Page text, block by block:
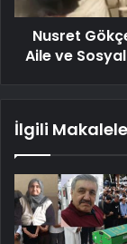
Nusret
Aile ve
İlgili